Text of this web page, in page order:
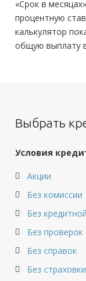
«Срок в
процентную
калькулятор
общую выплату
Выбрать
Условия
Акции
Без комиссии
Без
Без проверок
Без справок
Без страховки